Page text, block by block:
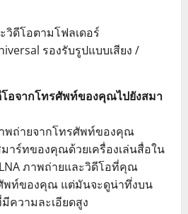
วิดีโอตามโฟลเดอร์
รองรับรูปแบบเสียง /
อจากโทรศัพท์ของคุณไปยังสมา
พถ่ายจากโทรศัพท์ของคุณ
าร์ทของคุณด้วยเครื่องเล่นสื่อใน
ภาพถ่ายและวิดีโอที่คุณ
พท์ของคุณ แต่มันจะดูน่าทึ่งบน
วามละเอียดสูง